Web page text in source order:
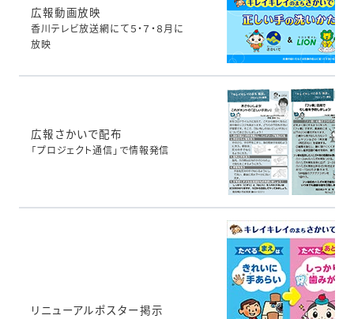
広報動画放映
香川テレビ放送網にて５・７・８月に
放映
広報さかいで配布
「プロジェクト通信」で情報発信
リニューアルポスター掲示